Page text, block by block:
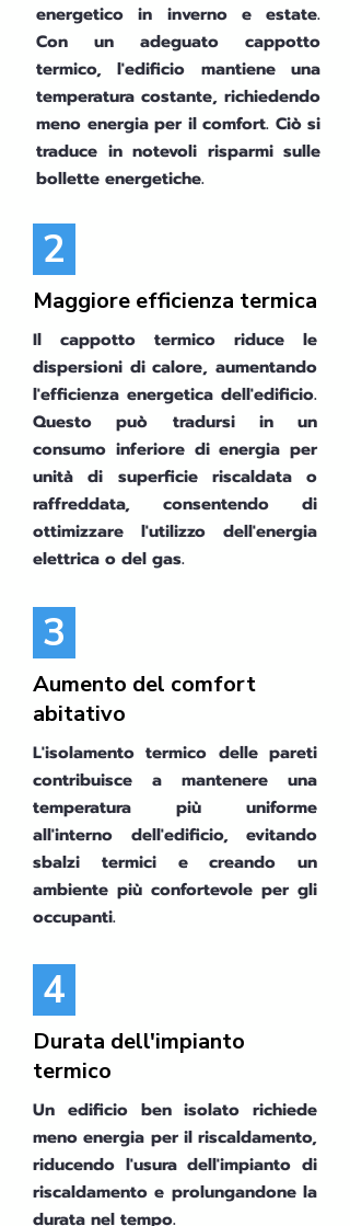
energetico in inverno e estate.
Con un adeguato cappotto
termico, l'edificio mantiene una
temperatura costante, richiedendo
meno energia per il comfort. Ciò si
traduce in notevoli risparmi sulle
bollette energetiche.
2
Maggiore efficienza termica
Il cappotto termico riduce le
dispersioni di calore, aumentando
l'efficienza energetica dell'edificio.
Questo può tradursi in un
consumo inferiore di energia per
unità di superficie riscaldata o
raffreddata, consentendo di
ottimizzare l'utilizzo dell'energia
elettrica o del gas.
3
Aumento del comfort
abitativo
L'isolamento termico delle pareti
contribuisce a mantenere una
temperatura più uniforme
all'interno dell'edificio, evitando
sbalzi termici e creando un
ambiente più confortevole per gli
occupanti.
4
Durata dell'impianto
termico
Un edificio ben isolato richiede
meno energia per il riscaldamento,
riducendo l'usura dell'impianto di
riscaldamento e prolungandone la
durata nel tempo.